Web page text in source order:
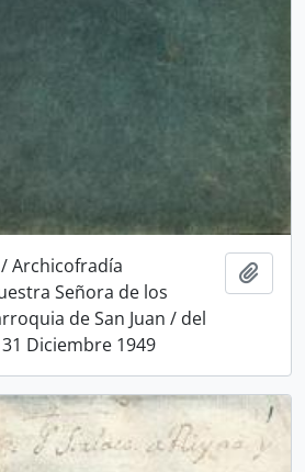
Archicofradía
Señora de los
de San Juan / del
Diciembre 1949